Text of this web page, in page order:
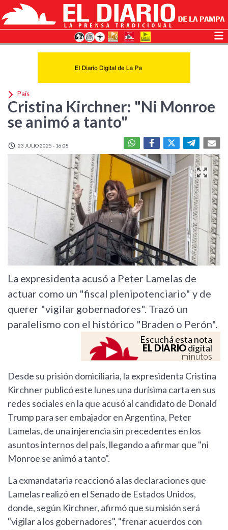
País
Cristina Kirchner: "Ni Monroe
se animó a tanto"
23 JULIO 2025 - 16:08
La expresidenta acusó a Peter Lamelas de
actuar como un "fiscal plenipotenciario" y de
querer "vigilar gobernadores". Trazó un
paralelismo con el histórico "Braden o Perón".
Escuchá esta nota
EL DIARIOdigital
minutos
Desde su prisión domiciliaria, la expresidenta Cristina
Kirchner publicó este lunes una durísima carta en sus
redes sociales en la que acusó al candidato de Donald
Trump para ser embajador en Argentina, Peter
Lamelas, de una injerencia sin precedentes en los
asuntos internos del país, llegando a afirmar que "ni
Monroe se animó a tanto".
La exmandataria reaccionó a las declaraciones que
Lamelas realizó en el Senado de Estados Unidos,
donde, según Kirchner, afirmó que su misión será
"vigilar a los gobernadores", "frenar acuerdos con